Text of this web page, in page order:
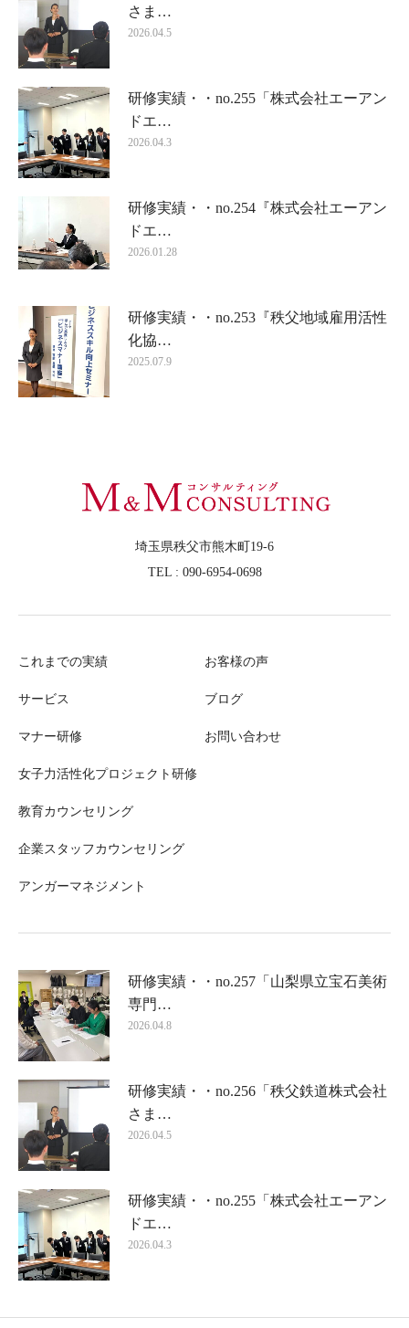
さま…
2026.04.5
研修実績・・no.255「株式会社エーアン
ドエ…
2026.04.3
研修実績・・no.254『株式会社エーアン
ドエ…
2026.01.28
研修実績・・no.253『秩父地域雇用活性
化協…
2025.07.9
埼玉県秩父市熊木町19-6
TEL : 090-6954-0698
これまでの実績
サービス
マナー研修
女子力活性化プロジェクト研修
教育カウンセリング
企業スタッフカウンセリング
アンガーマネジメント
お客様の声
ブログ
お問い合わせ
研修実績・・no.257「山梨県立宝石美術
専門…
2026.04.8
研修実績・・no.256「秩父鉄道株式会社
さま…
2026.04.5
研修実績・・no.255「株式会社エーアン
ドエ…
2026.04.3